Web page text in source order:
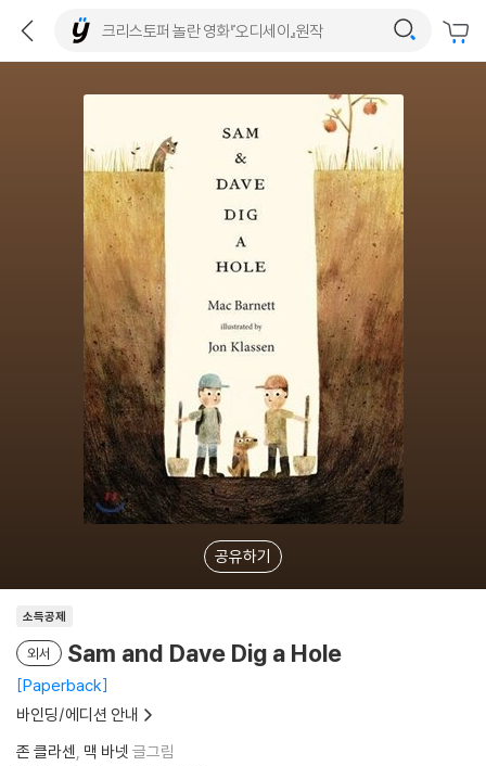
공유하기
소득공제
외서 Sam and Dave Dig a Hole
Paperback
바인딩/에디션 안내
존 클라센 맥 바넷 글그림